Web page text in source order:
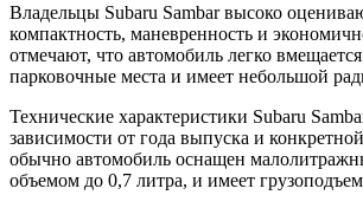
Владельцы Subaru Sambar высоко
компактность, маневренность и
отмечают, что автомобиль легко
парковочные места и имеет небольшой
Технические характеристики Subaru
зависимости от года выпуска и
обычно автомобиль оснащен
объемом до 0,7 литра, и имеет